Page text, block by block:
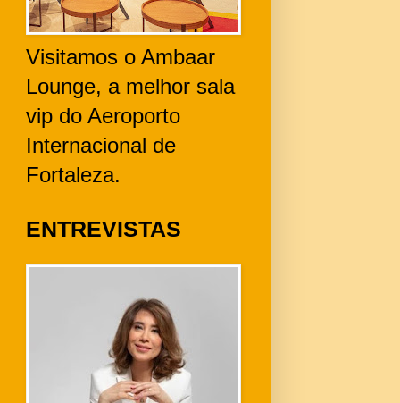
Visitamos o Ambaar
Lounge, a melhor sala
vip do Aeroporto
Internacional de
Fortaleza.
ENTREVISTAS